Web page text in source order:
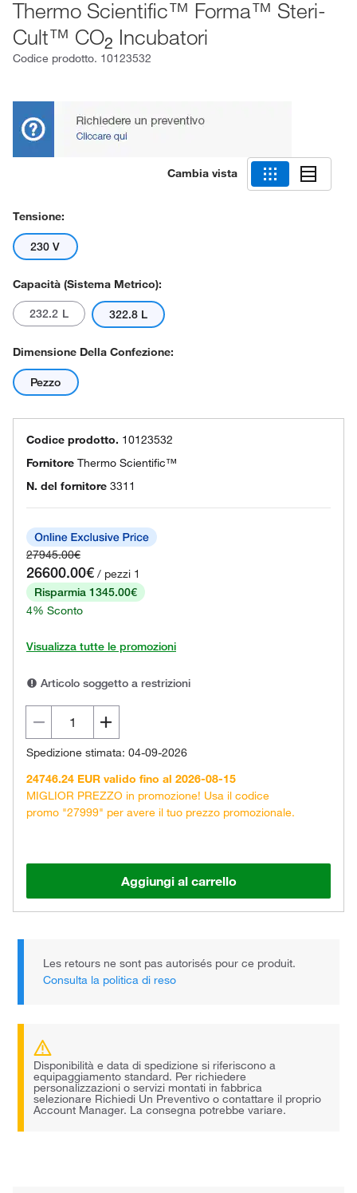
Thermo Scientific™ Forma™ Steri-
Cult™ CO2 Incubatori
Codice prodotto. 10123532
Cambia vista
Tensione:
230 V
Capacità (sistema Metrico):
232.2 L 322.8 L
Dimensione Della Confezione:
Pezzo
Codice prodotto. 10123532
Fornitore Thermo Scientific™
N. del fornitore 3311
27945.00€
26600.00€ / pezzi 1
Risparmia 1345.00€
4% Sconto
Visualizza tutte le promozioni
Articolo soggetto a restrizioni
Spedizione stimata: 04-09-2026
24746.24 EUR valido fino al 2026-08-15
MIGLIOR PREZZO in promozione! Usa il codice
promo "27999" per avere il tuo prezzo promozionale.
Aggiungi al carrello
Les retours ne sont pas autorisés pour ce produit.
Consulta la politica di reso
Disponibilità e data di spedizione si riferiscono a
equipaggiamento standard. Per richiedere
personalizzazioni o servizi montati in fabbrica
selezionare Richiedi Un Preventivo o contattare il proprio
Account Manager. La consegna potrebbe variare.